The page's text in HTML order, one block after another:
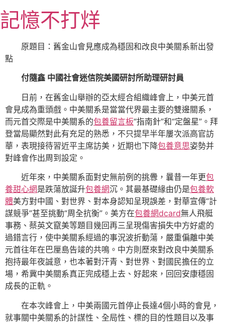
至
主
內
記憶不打烊
原題目：舊金山會見應成為穩固和改良中美關系新出發
點
付隨鑫 中國社會迷信院美國研討所助理研討員
日前，在舊金山舉辦的亞太經合組織峰會上，中美元首
會見成為重頭戲。中美關系是當當代界最主要的雙邊關系，
而元首交際是中美關系的包養留言板“指南針”和“定盤星”。拜
登當局顯然對此有充足的熟悉，不只提早半年屢次派高官訪
華，表現接待習近平主席訪美，近期也下降包養意思姿勢并
對峰會作出周到設定。
近年來，中美關系面對史無前例的挑釁，曩昔一年更包
養甜心網是跌蕩放誕升包養網沉。其最基礎緣由仍是包養軟
體美方對中國、對世界、對本身認知呈現誤差，對華宣傳“計
謀競爭”甚至挑動“周全抗衡”。美方在包養網dcard無人飛艇
事務、蔡英文竄美等題目幾回再三呈現傷害損失中方好處的
過錯言行，使中美關系經過的事況波折動蕩，嚴重偏離中美
元首往年在巴厘島告竣的共鳴。中方則歷來對改良中美關系
抱持最年夜誠意，也本著對汗青、對世界、對國民擔任的立
場，希冀中美關系真正完成穩上去、好起來，回回安康穩固
成長的正軌。
在本次峰會上，中美兩國元首停止長達4個小時的會見，
就事關中美關系的計謀性、全局性、標的目的性題目以及事